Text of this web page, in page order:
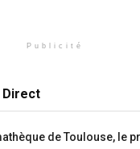
Publicité
Direct
de Toulouse, le